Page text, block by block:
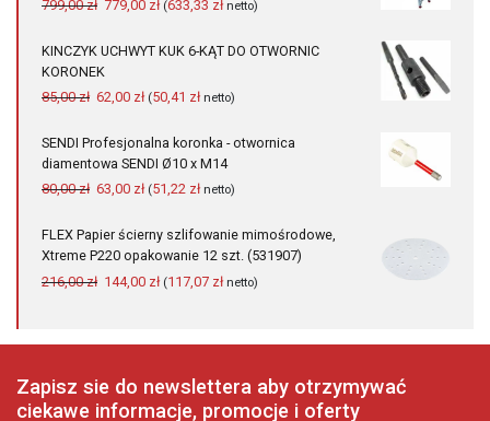
799,00zł
wynosiła:
799,00 zł.
779,00 zł
wynosi:
(633,33 złnetto)
KINCZYK UCHWYT KUK 6-KĄT DO OTWORNIC
KORONEK
85,00zł Pierwotna
wynosiła:
85,00 zł.
62,00 złAktualna
wynosi:
62,00 zł.
(50,41 złnetto)
SENDI Profesjonalna koronka - otwornica
diamentowa SENDI Ø10 x M14
80,00zł Pierwotna
wynosiła:
80,00 zł.
63,00 złAktualna
wynosi:
63,00 zł.
(51,22 złnetto)
FLEX Papier ścierny szlifowanie mimośrodowe,
Xtreme P220 opakowanie 12 szt. (531907)
216,00zł Pierwotna
216,00 zł.
144,00 złAktualna
144,00 zł.
(117,07 złnetto)
Zapisz sie do newslettera aby otrzymywać
ciekawe informacje, promocje i oferty